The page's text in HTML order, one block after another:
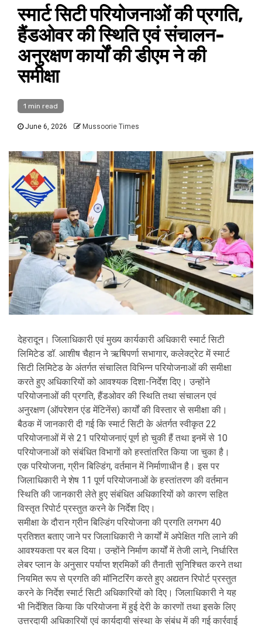
स्मार्ट सिटी परियोजनाओं की प्रगति,
हैंडओवर की स्थिति एवं संचालन-
अनुरक्षण कार्यों की डीएम ने की
समीक्षा
1 min read
June 6, 2026 Mussoorie Times
देहरादून। जिलाधिकारी एवं मुख्य कार्यकारी अधिकारी स्मार्ट सिटी
लिमिटेड डॉ. आशीष चैहान ने ऋषिपर्णा सभागार, कलेक्ट्रेट में स्मार्ट
सिटी लिमिटेड के अंतर्गत संचालित विभिन्न परियोजनाओं की समीक्षा
करते हुए अधिकारियों को आवश्यक दिशा-निर्देश दिए। उन्होंने
परियोजनाओं की प्रगति, हैंडओवर की स्थिति तथा संचालन एवं
अनुरक्षण (ऑपरेशन एंड मेंटिनेंस) कार्यों की विस्तार से समीक्षा की।
बैठक में जानकारी दी गई कि स्मार्ट सिटी के अंतर्गत स्वीकृत 22
परियोजनाओं में से 21 परियोजनाएं पूर्ण हो चुकी हैं तथा इनमें से 10
परियोजनाओं को संबंधित विभागों को हस्तांतरित किया जा चुका है।
एक परियोजना, ग्रीन बिल्डिंग, वर्तमान में निर्माणाधीन है। इस पर
जिलाधिकारी ने शेष 11 पूर्ण परियोजनाओं के हस्तांतरण की वर्तमान
स्थिति की जानकारी लेते हुए संबंधित अधिकारियों को कारण सहित
विस्तृत रिपोर्ट प्रस्तुत करने के निर्देश दिए।
समीक्षा के दौरान ग्रीन बिल्डिंग परियोजना की प्रगति लगभग 40
प्रतिशत बताए जाने पर जिलाधिकारी ने कार्यों में अपेक्षित गति लाने की
आवश्यकता पर बल दिया। उन्होंने निर्माण कार्यों में तेजी लाने, निर्धारित
लेबर प्लान के अनुसार पर्याप्त श्रमिकों की तैनाती सुनिश्चित करने तथा
नियमित रूप से प्रगति की मॉनिटरिंग करते हुए अद्यतन रिपोर्ट प्रस्तुत
करने के निर्देश स्मार्ट सिटी अधिकारियों को दिए। जिलाधिकारी ने यह
भी निर्देशित किया कि परियोजना में हुई देरी के कारणों तथा इसके लिए
उत्तरदायी अधिकारियों एवं कार्यदायी संस्था के संबंध में की गई कार्रवाई